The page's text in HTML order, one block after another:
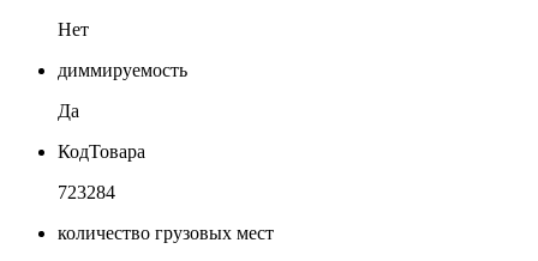
Нет
диммируемость
Да
КодТовара
723284
количество грузовых мест